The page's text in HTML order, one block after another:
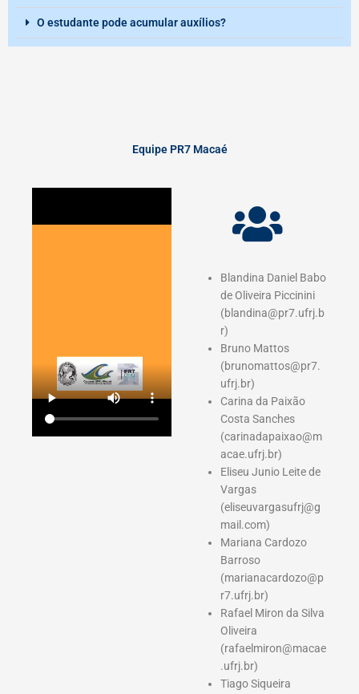
O estudante pode acumular auxílios?
Equipe PR7 Macaé
Blandina Daniel Babo
de Oliveira Piccinini
(blandina@pr7.ufrj.b
r)
Bruno Mattos
(brunomattos@pr7.
ufrj.br)
Carina da Paixão
Costa Sanches
(carinadapaixao@m
acae.ufrj.br)
Eliseu Junio Leite de
Vargas
(eliseuvargasufrj@g
mail.com)
Mariana Cardozo
Barroso
(marianacardozo@p
r7.ufrj.br)
Rafael Miron da Silva
Oliveira
(rafaelmiron@macae
.ufrj.br)
Tiago Siqueira